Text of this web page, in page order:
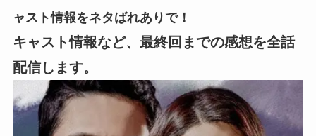
ャスト情報をネタばれありで！
キャスト情報など、最終回までの感想を全話
配信します。